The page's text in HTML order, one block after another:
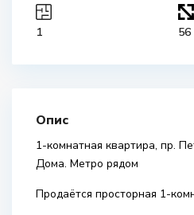
1 56
Опис
1-комнатная квартира, пр.
Дома. Метро рядом
Продаётся просторная 1-